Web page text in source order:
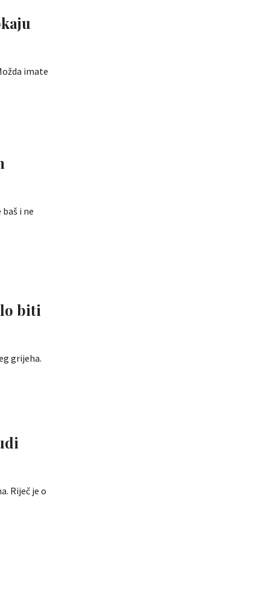
imate
i ne
biti
grijeha.
Riječ je o